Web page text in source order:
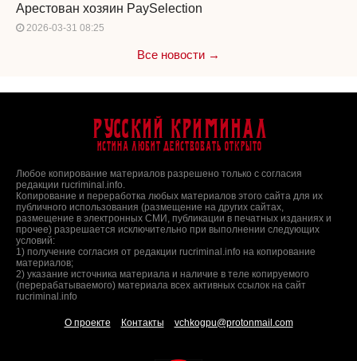
Арестован хозяин PaySelection
2026-03-31 08:25
Все новости →
Русский Криминал
Истина любит действовать открыто
Любое копирование материалов разрешено только с согласия
редакции rucriminal.info.
Копирование и переработка любых материалов этого сайта для их
публичного использования (размещение на других сайтах,
размещение в электронных СМИ, публикации в печатных изданиях и
прочее) разрешается исключительно при выполнении следующих
условий:
1) получение согласия от редакции rucriminal.info на копирование
материалов;
2) указание источника материала и наличие в теле копируемого
(перерабатываемого) материала всех активных ссылок на сайт
rucriminal.info
О проекте Контакты vchkogpu@protonmail.com